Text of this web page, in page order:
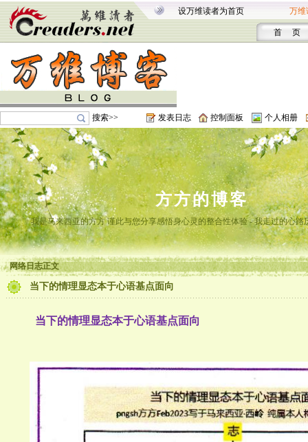
设万维读者为首页 万维
首 页
搜索>> 发表日志 控制面板 个人相册
方方的博客
我是马来西亚的方方 谨此与您分享感悟身心灵的整合性体验 - 我走过的心路
网络日志正文
当下的情理显态本于心语基点面向
当下的情理显态本于心语基点面向